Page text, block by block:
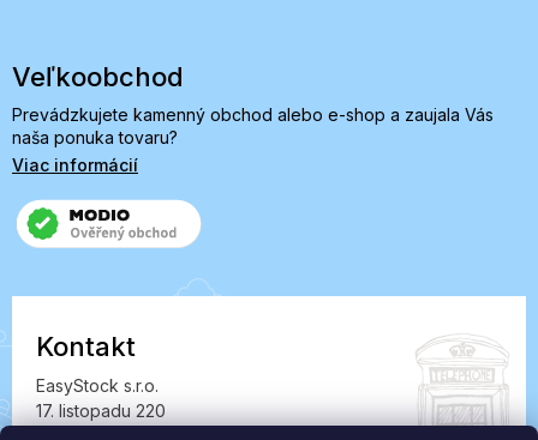
Veľkoobchod
Prevádzkujete kamenný obchod alebo e-shop a zaujala Vás
naša ponuka tovaru?
Viac informácií
Kontakt
EasyStock s.r.o.
17. listopadu 220